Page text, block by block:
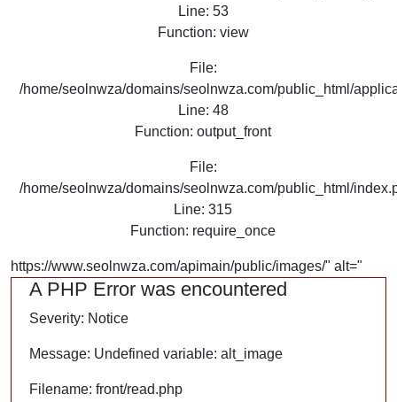
Line: 53
Function: view
File:
/home/seolnwza/domains/seolnwza.com/public_html/
Line: 48
Function: output_front
File:
/home/seolnwza/domains/seolnwza.com/public_html/
Line: 315
Function: require_once
https://www.seolnwza.com/apimain/public/images/" alt="
A PHP Error was encountered
Severity: Notice
Message: Undefined variable: alt_image
Filename: front/read.php